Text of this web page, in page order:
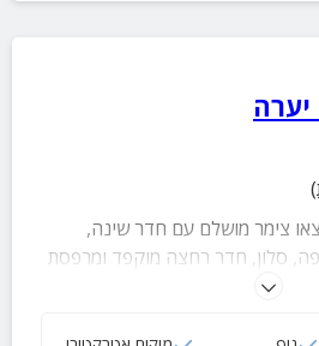
צימר מושלם עם חדר שינה,
סלון, חדר רחצה מוקפד ומרפסת
ישיבה.